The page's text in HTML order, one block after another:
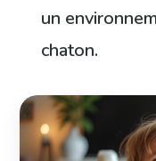
un
chaton.